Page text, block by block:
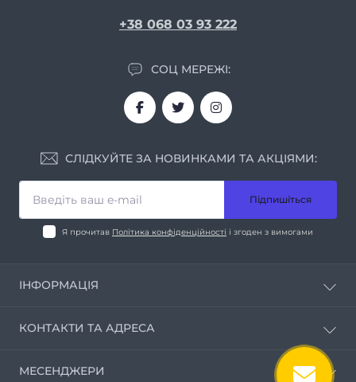
+38 068 03 93 222
СОЦ МЕРЕЖІ:
СЛІДКУЙТЕ ЗА НОВИНКАМИ ТА АКЦІЯМИ:
Підпишіться
Я прочитав Політика конфіденційності і згоден з вимогами
ІНФОРМАЦІЯ
Умови співпраці
Контакти
КОНТАКТИ ТА АДРЕСА
МЕСЕНДЖЕРИ